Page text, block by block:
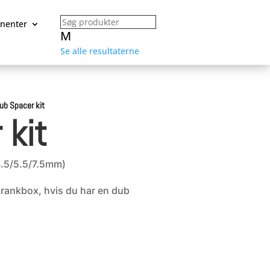
M
Se alle resultaterne
Spacer kit
kit
5.5/7.5mm)
hvis du har en dub